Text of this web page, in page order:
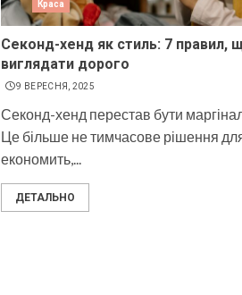
Краса
Секонд-хенд як стиль: 7 правил,
виглядати дорого
9 ВЕРЕСНЯ, 2025
Секонд-хенд перестав бути
Це більше не тимчасове рішення
економить,...
ДЕТАЛЬНО